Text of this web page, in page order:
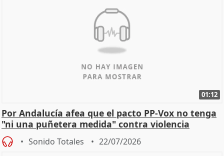
01:12
Por Andalucía afea que el pacto PP-Vox no tenga
"ni una puñetera medida" contra violencia
machista
Sonido Totales 22/07/2026